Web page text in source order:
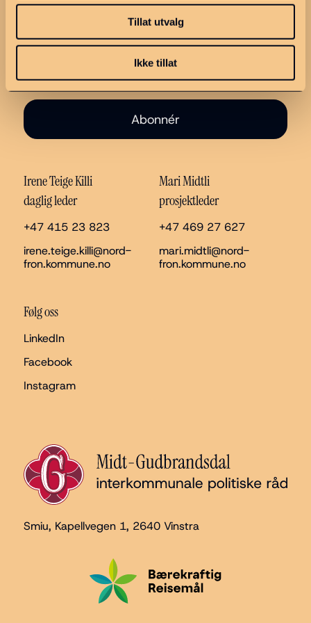
Tillat utvalg
Ikke tillat
Abonnér
Irene Teige Killi
daglig leder
+47 415 23 823
irene.teige.killi@nord-
fron.kommune.no
Mari Midtli
prosjektleder
+47 469 27 627
mari.midtli@nord-
fron.kommune.no
Følg oss
LinkedIn
Facebook
Instagram
Smiu, Kapellvegen 1, 2640 Vinstra